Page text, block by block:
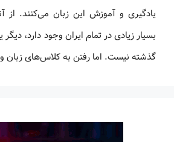
یادگیری و آموزش این زبان می‌کنند. از
بسیار زیادی در تمام ایران وجود دارد،
گذشته نیست. اما رفتن به کلاس‌های زبان